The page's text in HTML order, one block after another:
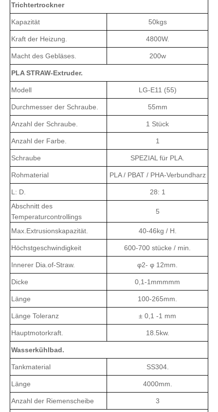
Trichtertrockner
Kapazität 50kgs
Kraft der Heizung. 4800W.
Macht des Gebläses. 200w
PLA STRAW-Extruder.
Modell LG-E11 (55)
Durchmesser der Schraube. 55mm
Anzahl der Schraube. 1 Stück
Anzahl der Farbe. 1
Schraube SPEZIAL für PLA.
Rohmaterial PLA / PBAT / PHA-Verbundharz
L: D.
28: 1
Abschnitt des
Temperaturcontrollings
5
Max.Extrusionskapazität. 40-46kg / H.
Höchstgeschwindigkeit 600-700 stücke / min.
Innerer Dia.of-Straw. φ2- φ 12mm.
Dicke 0,1-1mmmmm
Länge 100-265mm.
Länge Toleranz ± 0,1 -1 mm
Hauptmotorkraft. 18.5kw.
Wasserkühlbad.
Tankmaterial SS304.
Länge 4000mm.
Anzahl der Riemenscheibe 3